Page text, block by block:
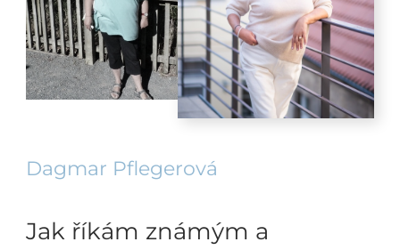
Dagmar Pflegerová
Jak říkám známým a